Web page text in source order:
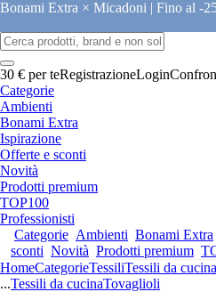
Bonami Extra × Micadoni | Fino al -
30 € per teRegistrazioneLogin
Categorie
Ambienti
Bonami Extra
Ispirazione
Offerte e sconti
Novità
Prodotti premium
TOP100
Professionisti
Categorie Ambienti Bonami Extra
sconti Novità Prodotti premium
HomeCategorieTessiliTessili da cucina
...Tessili da cucinaTovaglioli